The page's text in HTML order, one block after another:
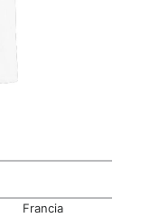
Francia